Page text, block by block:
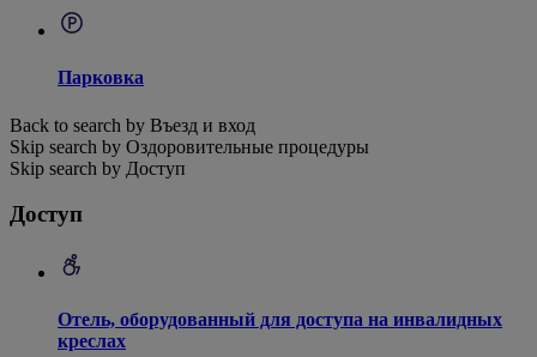
Парковка
Back to search by Въезд и вход
Skip search by Оздоровительные процедуры
Skip search by Доступ
Доступ
Отель, оборудованный для доступа на инвалидных
креслах